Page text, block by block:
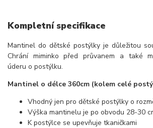
Kompletní specifikace
Mantinel do dětské postýlky je důležitou
Chrání miminko před průvanem a také
úderu o postýlku.
Mantinel o délce 360cm (kolem celé
Vhodný jen pro dětské postýlky o
Výška mantinelu je po obvodu 28-30
K postýlce se upevňuje tkaničkami